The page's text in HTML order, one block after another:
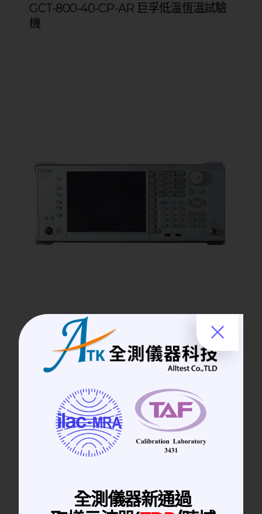
GCT-800-40-CP-AR 巨孚低溫恆溫試驗
機
Spectrum Analyzers 頻譜分析儀
安立知 Anritsu MS2830A 10MHz-
13.5GHz
全測儀器新通過